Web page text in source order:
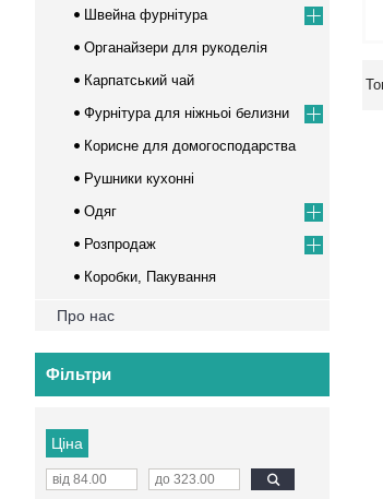
Швейна фурнітура
Органайзери для рукоделія
Карпатський чай
Фурнітура для ніжньоі белизни
Корисне для домогосподарства
Рушники кухонні
Одяг
Розпродаж
Коробки, Пакування
Про нас
Фільтри
Ціна